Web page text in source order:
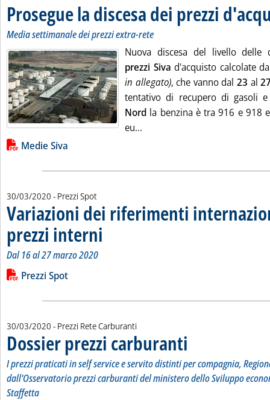
Prosegue la discesa dei prezzi
Media settimanale dei prezzi extra-rete
Nuova discesa del livello delle
prezzi Siva d'acquisto calcolate
in allegato), che vanno dal23 al
tentativo di recupero di gasoli
Nord la benzina è tra 916 e 918
eu...
Lista allegati PDF alla notizia
Medie Siva
30/03/2020 - Prezzi Spot
Variazioni dei riferimenti
prezzi interni
Dal 16 al 27 marzo 2020
Leggi tutta la notizia: 'Variazioni dei riferimenti
Lista allegati PDF alla notizia
Prezzi Spot
30/03/2020 - Prezzi Rete Carburanti
Dossier prezzi carburanti
I prezzi praticati in self service e servito distinti per compagnia,
dall'Osservatorio prezzi carburanti del ministero dello Sviluppo
Staffetta